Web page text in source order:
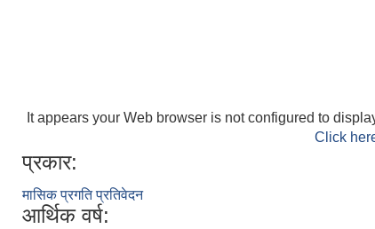
It appears your Web browser is not configured to
Click
प्रकार:
मासिक प्रगति प्रतिवेदन
आर्थिक वर्ष: